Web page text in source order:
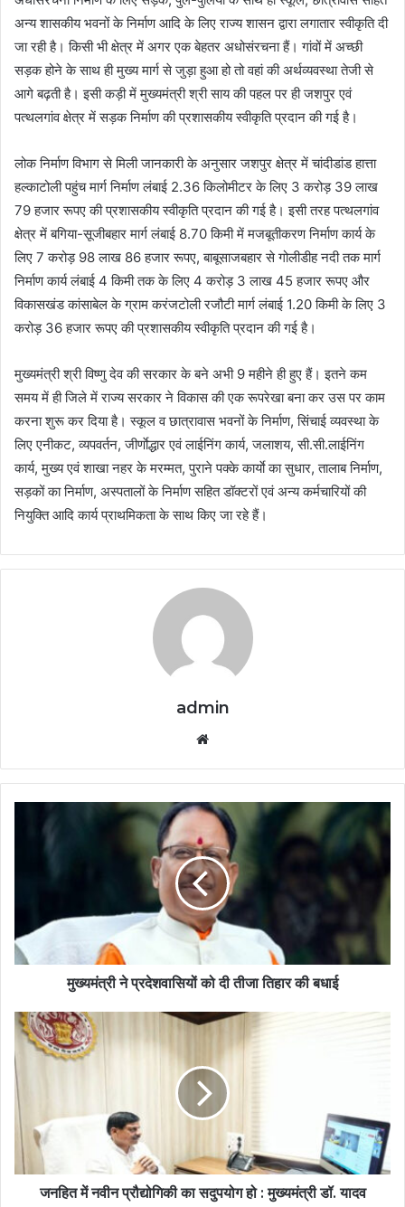
अन्य शासकीय भवनों के निर्माण आदि के लिए राज्य शासन द्वारा लगातार स्वीकृति दी
जा रही है। किसी भी क्षेत्र में अगर एक बेहतर अधोसंरचना हैं। गांवों में अच्छी
सड़क होने के साथ ही मुख्य मार्ग से जुड़ा हुआ हो तो वहां की अर्थव्यवस्था तेजी से
आगे बढ़ती है। इसी कड़ी में मुख्यमंत्री श्री साय की पहल पर ही जशपुर एवं
पत्थलगांव क्षेत्र में सड़क निर्माण की प्रशासकीय स्वीकृति प्रदान की गई है।
लोक निर्माण विभाग से मिली जानकारी के अनुसार जशपुर क्षेत्र में चांदीडांड हात्ता
हल्काटोली पहुंच मार्ग निर्माण लंबाई 2.36 किलोमीटर के लिए 3 करोड़ 39 लाख
79 हजार रूपए की प्रशासकीय स्वीकृति प्रदान की गई है। इसी तरह पत्थलगांव
क्षेत्र में बगिया-सूजीबहार मार्ग लंबाई 8.70 किमी में मजबूतीकरण निर्माण कार्य के
लिए 7 करोड़ 98 लाख 86 हजार रूपए, बाबूसाजबहार से गोलीडीह नदी तक मार्ग
निर्माण कार्य लंबाई 4 किमी तक के लिए 4 करोड़ 3 लाख 45 हजार रूपए और
विकासखंड कांसाबेल के ग्राम करंजटोली रजौटी मार्ग लंबाई 1.20 किमी के लिए 3
करोड़ 36 हजार रूपए की प्रशासकीय स्वीकृति प्रदान की गई है।
मुख्यमंत्री श्री विष्णु देव की सरकार के बने अभी 9 महीने ही हुए हैं। इतने कम
समय में ही जिले में राज्य सरकार ने विकास की एक रूपरेखा बना कर उस पर काम
करना शुरू कर दिया है। स्कूल व छात्रावास भवनों के निर्माण, सिंचाई व्यवस्था के
लिए एनीकट, व्यपवर्तन, जीर्णाेद्धार एवं लाईनिंग कार्य, जलाशय, सी.सी.लाईनिंग
कार्य, मुख्य एवं शाखा नहर के मरम्मत, पुराने पक्के कार्याे का सुधार, तालाब निर्माण,
सड़कों का निर्माण, अस्पतालों के निर्माण सहित डॉक्टरों एवं अन्य कर्मचारियों की
नियुक्ति आदि कार्य प्राथमिकता के साथ किए जा रहे हैं।
admin
मुख्यमंत्री ने प्रदेशवासियों को दी तीजा तिहार की बधाई
जनहित में नवीन प्रौद्योगिकी का सदुपयोग हो : मुख्यमंत्री डॉ. यादव